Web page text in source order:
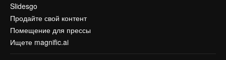
Slidesgo
Продайте свой контент
Помещение для прессы
Ищете magnific.ai